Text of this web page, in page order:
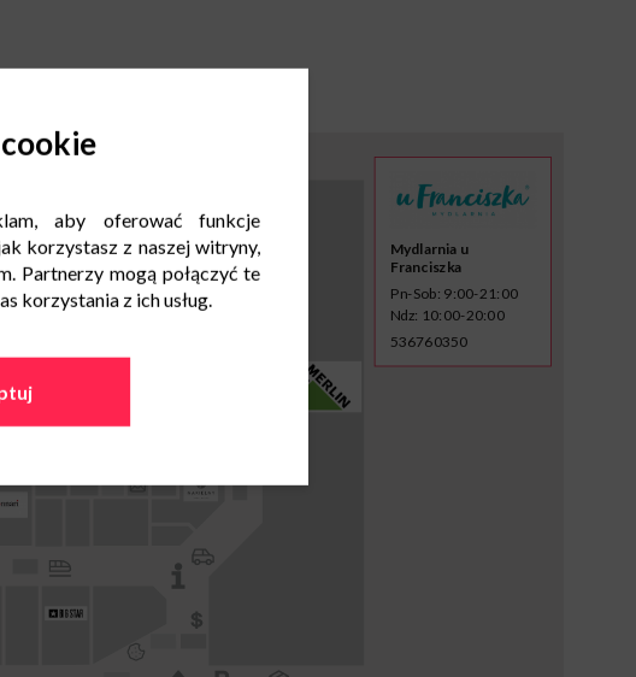
Mydlarnia u
Franciszka
Pn-Sob: 9:00-21:00
Ndz: 10:00-20:00
536760350
aby oferować funkcje
korzystasz z naszej witryny,
Partnerzy mogą połączyć te
korzystania z ich usług.